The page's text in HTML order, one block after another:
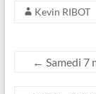
Kevin RIBOT
← Samedi 7